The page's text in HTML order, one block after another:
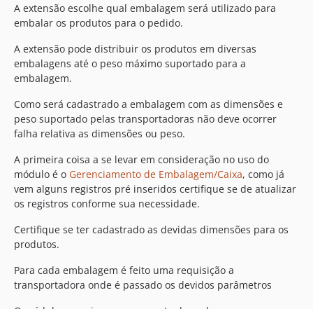
A extensão escolhe qual embalagem será utilizado para
embalar os produtos para o pedido.
A extensão pode distribuir os produtos em diversas
embalagens até o peso máximo suportado para a
embalagem.
Como será cadastrado a embalagem com as dimensões e
peso suportado pelas transportadoras não deve ocorrer
falha relativa as dimensões ou peso.
A primeira coisa a se levar em consideração no uso do
módulo é o Gerenciamento de Embalagem/Caixa, como já
vem alguns registros pré inseridos certifique se de atualizar
os registros conforme sua necessidade.
Certifique se ter cadastrado as devidas dimensões para os
produtos.
Para cada embalagem é feito uma requisição a
transportadora onde é passado os devidos parâmetros